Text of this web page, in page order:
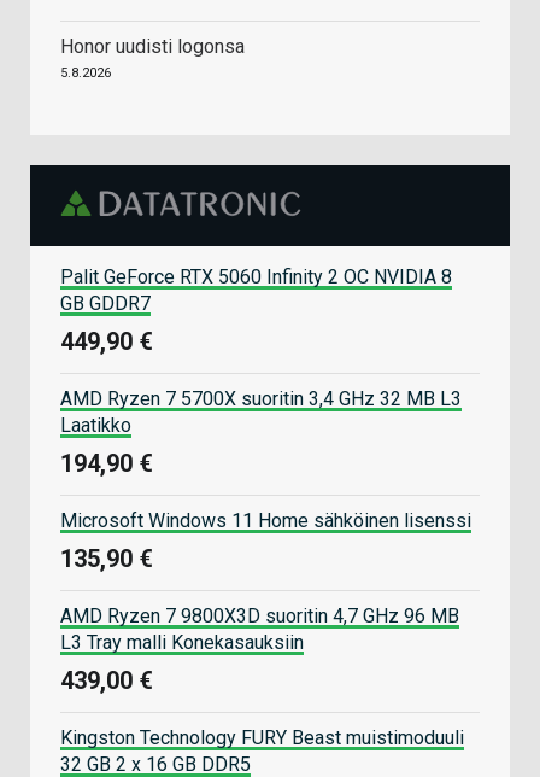
Honor uudisti logonsa
5.8.2026
Palit GeForce RTX 5060 Infinity 2 OC NVIDIA 8
GB GDDR7
449,90 €
AMD Ryzen 7 5700X suoritin 3,4 GHz 32 MB L3
Laatikko
194,90 €
Microsoft Windows 11 Home sähköinen lisenssi
135,90 €
AMD Ryzen 7 9800X3D suoritin 4,7 GHz 96 MB
L3 Tray malli Konekasauksiin
439,00 €
Kingston Technology FURY Beast muistimoduuli
32 GB 2 x 16 GB DDR5